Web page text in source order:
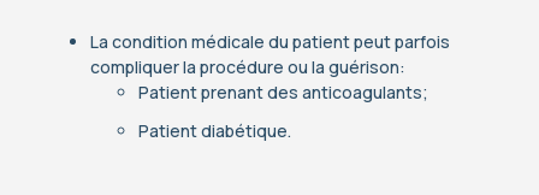
La condition médicale du patient peut parfois
compliquer la procédure ou la guérison:
Patient prenant des anticoagulants;
Patient diabétique.